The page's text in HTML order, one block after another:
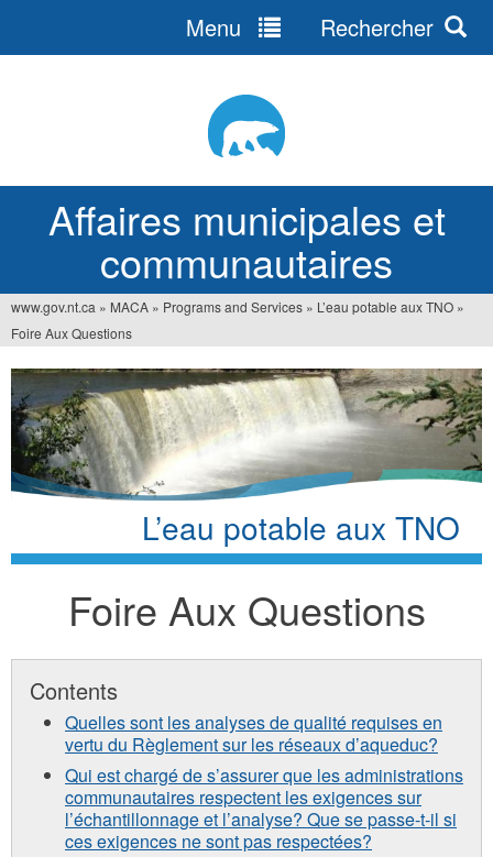
Affaires municipales et
communautaires
Menu Rechercher
Vous
êtes
ici
www.gov.nt.ca » MACA » Programs and Services » L’eau potable aux TNO »
Foire Aux Questions
L’eau potable aux TNO
Foire Aux Questions
Contents
Quelles sont les analyses de qualité requises en
vertu du Règlement sur les réseaux d’aqueduc?
Qui est chargé de s’assurer que les administrations
communautaires respectent les exigences sur
l’échantillonnage et l’analyse? Que se passe-t-il si
ces exigences ne sont pas respectées?